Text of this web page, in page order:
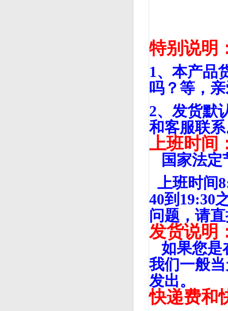
特别说明
1、本产品
吗？等，
2、发货默
和客服联
上班时间
国家法定
上班时间
40到19:30
问题，请
发货说明
如果您是
我们一般
发出。
快递费和